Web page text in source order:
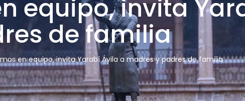
equipo, invita
de familia
en equipo, invita Yarabí Ávila a madres y padres de familia